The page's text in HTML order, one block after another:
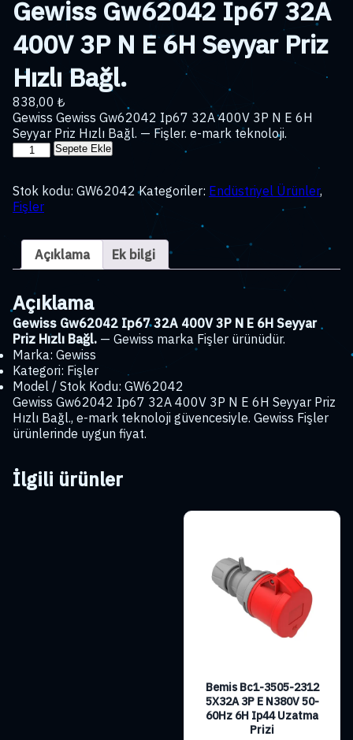
Gewiss Gw62042 Ip67 32A
400V 3P N E 6H Seyyar Priz
Hızlı Bağl.
838,00 ₺
Gewiss Gewiss Gw62042 Ip67 32A 400V 3P N E 6H
Seyyar Priz Hızlı Bağl. — Fişler. e-mark teknoloji.
Gewiss
32A
400V
6H
Seyyar
Priz
Hızlı
Bağl.
adet
Sepete Ekle
Stok kodu: GW62042 Kategoriler: Endüstriyel Ürünler,
Fişler
Açıklama Ek bilgi
Açıklama
Gewiss Gw62042 Ip67 32A 400V 3P N E 6H Seyyar
Priz Hızlı Bağl. — Gewiss marka Fişler ürünüdür.
Marka: Gewiss
Kategori: Fişler
Model / Stok Kodu: GW62042
Gewiss Gw62042 Ip67 32A 400V 3P N E 6H Seyyar Priz
Hızlı Bağl., e-mark teknoloji güvencesiyle. Gewiss Fişler
ürünlerinde uygun fiyat.
İlgili ürünler
Bemis Bc1-3505-2312
5X32A 3P E N380V 50-
60Hz 6H Ip44 Uzatma
Prizi